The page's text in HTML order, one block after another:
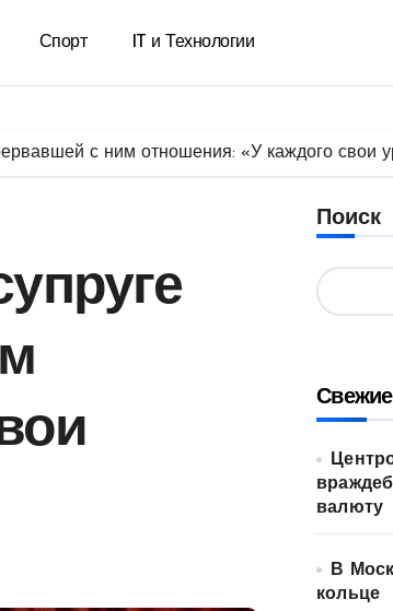
Спорт IT и Технологии
с ним отношения: «У каждого свои
Поиск
валюту
В
кольце